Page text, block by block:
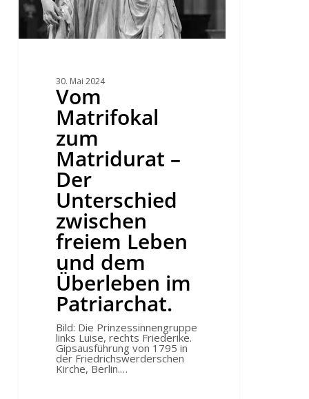
im
Patriarchat.
30. Mai 2024
Vom
Matrifokal
zum
Matridurat –
Der
Unterschied
zwischen
freiem Leben
und dem
Überleben im
Patriarchat.
Bild: Die Prinzessinnengruppe
links Luise, rechts Friederike.
Gipsausführung von 1795 in
der Friedrichswerderschen
Kirche, Berlin.…